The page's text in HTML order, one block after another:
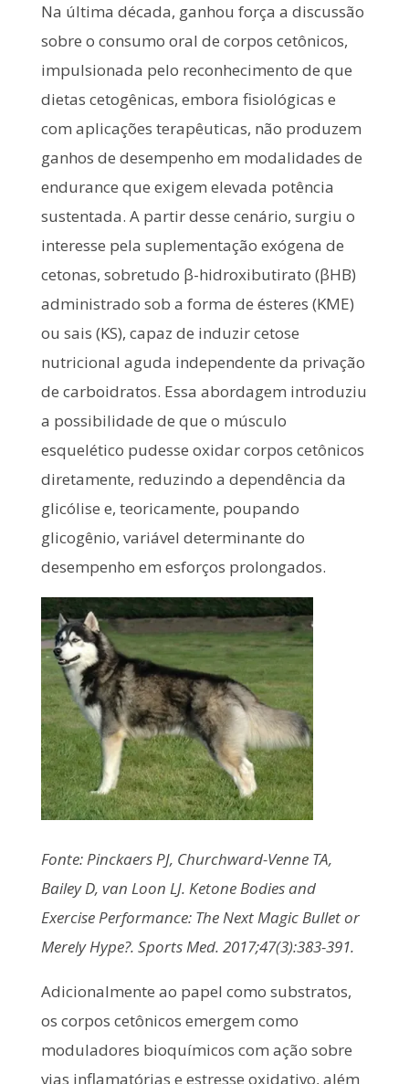
Na última década, ganhou força a discussão
sobre o consumo oral de corpos cetônicos,
impulsionada pelo reconhecimento de que
dietas cetogênicas, embora fisiológicas e
com aplicações terapêuticas, não produzem
ganhos de desempenho em modalidades de
endurance que exigem elevada potência
sustentada. A partir desse cenário, surgiu o
interesse pela suplementação exógena de
cetonas, sobretudo β-hidroxibutirato (βHB)
administrado sob a forma de ésteres (KME)
ou sais (KS), capaz de induzir cetose
nutricional aguda independente da privação
de carboidratos. Essa abordagem introduziu
a possibilidade de que o músculo
esquelético pudesse oxidar corpos cetônicos
diretamente, reduzindo a dependência da
glicólise e, teoricamente, poupando
glicogênio, variável determinante do
desempenho em esforços prolongados.
Fonte: Pinckaers PJ, Churchward-Venne TA,
Bailey D, van Loon LJ. Ketone Bodies and
Exercise Performance: The Next Magic Bullet or
Merely Hype?. Sports Med. 2017;47(3):383-391.
Adicionalmente ao papel como substratos,
os corpos cetônicos emergem como
moduladores bioquímicos com ação sobre
vias inflamatórias e estresse oxidativo, além